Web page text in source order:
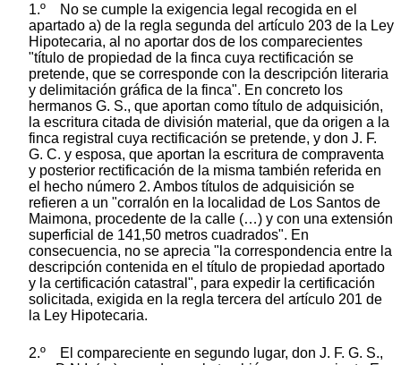
1.º No se cumple la exigencia legal recogida en el
apartado a) de la regla segunda del artículo 203 de la Ley
Hipotecaria, al no aportar dos de los comparecientes
"título de propiedad de la finca cuya rectificación se
pretende, que se corresponde con la descripción literaria
y delimitación gráfica de la finca". En concreto los
hermanos G. S., que aportan como título de adquisición,
la escritura citada de división material, que da origen a la
finca registral cuya rectificación se pretende, y don J. F.
G. C. y esposa, que aportan la escritura de compraventa
y posterior rectificación de la misma también referida en
el hecho número 2. Ambos títulos de adquisición se
refieren a un "corralón en la localidad de Los Santos de
Maimona, procedente de la calle (…) y con una extensión
superficial de 141,50 metros cuadrados". En
consecuencia, no se aprecia "la correspondencia entre la
descripción contenida en el título de propiedad aportado
y la certificación catastral", para expedir la certificación
solicitada, exigida en la regla tercera del artículo 201 de
la Ley Hipotecaria.
2.º El compareciente en segundo lugar, don J. F. G. S.,